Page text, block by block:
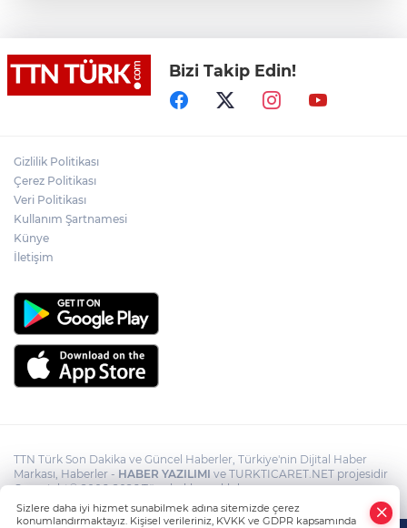
Lukaku Fener’e mi, Beşiktaş’a mı geliyor?
Rojin Kabaiş, Hiranur Nilgün Aygar ve
Kıvanç Uman’ın ailelerini hedef alam
Bizi Takip Edin!
Gizlilik Politikası
Çerez Politikası
Veri Politikası
Kullanım Şartnamesi
Künye
İletişim
TTN Türk Son Dakika ve Güncel Haberler, Türkiye'nin Dijital Haber
Markası, Haberler - HABER YAZILIMI ve TURKTICARET.NET projesidir
Copyright© 2006-2026 Tüm hakları saklıdır.
Sizlere daha iyi hizmet sunabilmek adına sitemizde çerez
konumlandırmaktayız. Kişisel verileriniz, KVKK ve GDPR kapsamında